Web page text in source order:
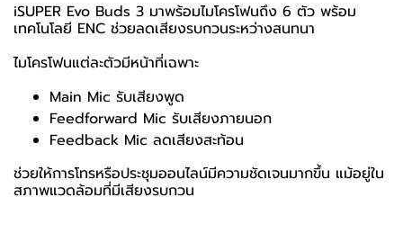
iSUPER Evo Buds 3 มาพร้อมไมโครโฟนถึง 6 ตัว พร้อม
เทคโนโลยี ENC ช่วยลดเสียงรบกวนระหว่างสนทนา
ไมโครโฟนแต่ละตัวมีหน้าที่เฉพาะ
Main Mic รับเสียงพูด
Feedforward Mic รับเสียงภายนอก
Feedback Mic ลดเสียงสะท้อน
ช่วยให้การโทรหรือประชุมออนไลน์มีความชัดเจนมากขึ้น แม้อยู่ใน
สภาพแวดล้อมที่มีเสียงรบกวน